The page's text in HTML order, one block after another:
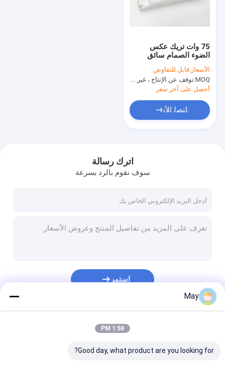
75 وات تريك عكس
الضوء الصمام سائق
IP20 غير الضوضاء ترياك
باهتة الصمام سائق
الأسعار:قابل للتفاوض
MOQ: توقف عن الإنتاج ، غير متوفر.
أحصل على آخر سعر
ﺎﺘﺼﻟ ﺍﻶﻧ
اترك رسالة
سوف نقوم بالرد بسرعة
استمر
May
1:58 PM
Good day, what product are you looking for?